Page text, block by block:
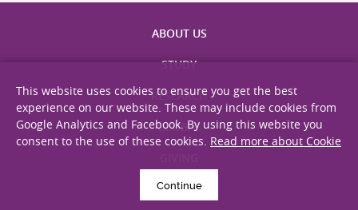
ABOUT US
STUDY
RESEARCH
GLOBAL
ALUMNI
This website uses cookies to ensure you get the best
experience on our website. These may include cookies from
Google Analytics and Facebook. By using this website you
consent to the use of these cookies. Read more about Cookie
Continue